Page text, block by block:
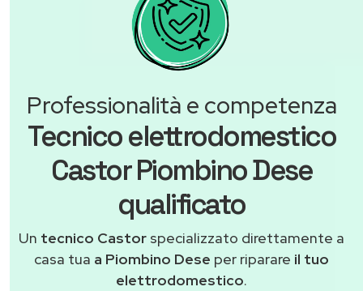
Professionalità e competenza
Tecnico elettrodomestico
Castor Piombino Dese
qualificato
Un tecnico Castor specializzato direttamente a
casa tua a Piombino Dese per riparare il tuo
elettrodomestico.